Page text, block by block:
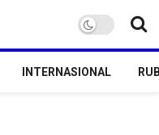
INTERNASIONAL